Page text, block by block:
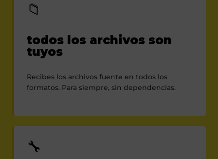
📁
todos los archivos son
tuyos
Recibes los archivos fuente en todos los
formatos. Para siempre, sin dependencias.
🔧